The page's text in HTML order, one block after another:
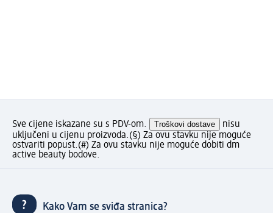
Sve cijene iskazane su s PDV-om. Troškovi dostave
nisu
uključeni u cijenu proizvoda.(§) Za ovu stavku nije moguće
ostvariti popust.(#) Za ovu stavku nije moguće dobiti dm
active beauty bodove.
Kako Vam se sviđa stranica?